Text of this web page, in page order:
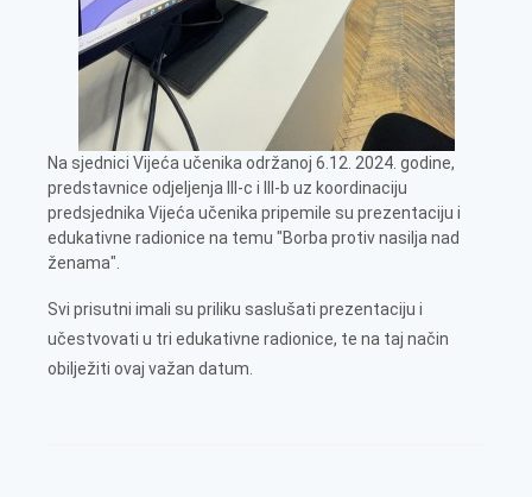
Na sjednici Vijeća učenika održanoj 6.12. 2024. godine,
predstavnice odjeljenja III-c i III-b uz koordinaciju
predsjednika Vijeća učenika pripemile su prezentaciju i
edukativne radionice na temu "Borba protiv nasilja nad
ženama".
Svi prisutni imali su priliku saslušati prezentaciju i
učestvovati u tri edukativne radionice, te na taj način
obilježiti ovaj važan datum.